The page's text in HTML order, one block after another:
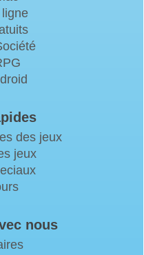
des jeux
jeux
nous